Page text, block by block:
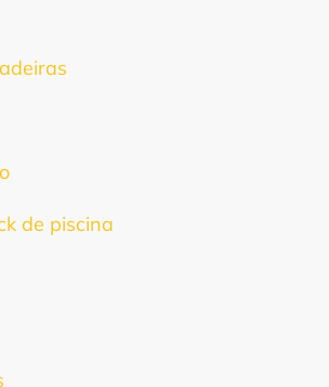
de piscina